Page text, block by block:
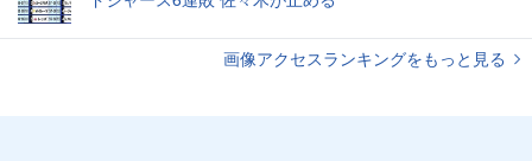
画像アクセスランキングをもっと見る